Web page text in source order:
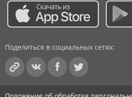
Поделиться в социальных сетях: